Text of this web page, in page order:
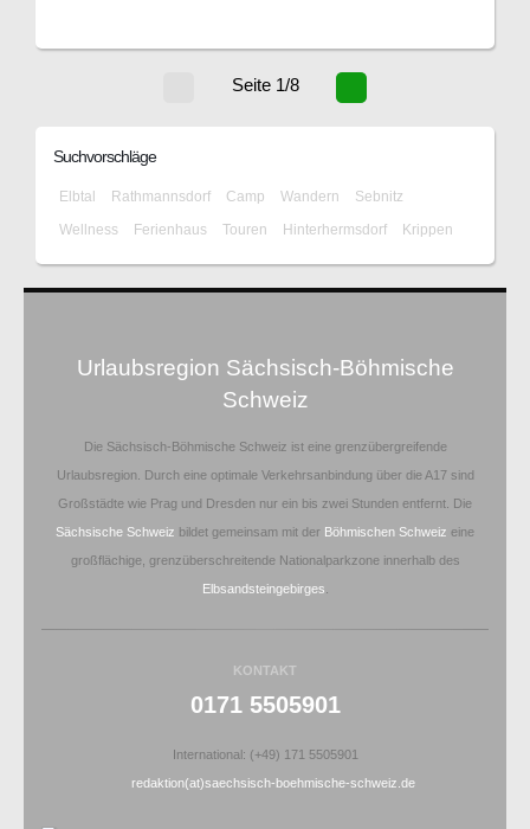
Seite 1/8
Suchvorschläge
Elbtal Rathmannsdorf Camp Wandern
Sebnitz
Wellness
Ferienhaus Touren Hinterhermsdorf Krippen
Urlaubsregion Sächsisch-Böhmische
Schweiz
Die Sächsisch-Böhmische Schweiz ist eine grenzübergreifende
Urlaubsregion. Durch eine optimale Verkehrsanbindung über die A17 sind
Großstädte wie Prag und Dresden nur ein bis zwei Stunden entfernt. Die
Sächsische Schweiz bildet gemeinsam mit der Böhmischen Schweiz eine
großflächige, grenzüberschreitende Nationalparkzone innerhalb des
Elbsandsteingebirges
KONTAKT
0171 5505901
International: (+49) 171 5505901
redaktion(at)saechsisch-boehmische-schweiz.de